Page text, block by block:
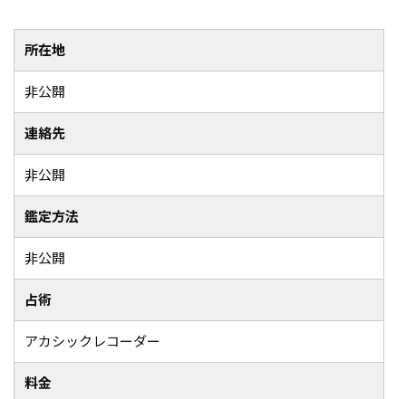
所在地
非公開
連絡先
非公開
鑑定方法
非公開
占術
アカシックレコーダー
料金